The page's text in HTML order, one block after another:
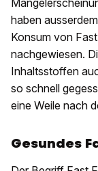
haben
Konsum von
nachgewiesen.
Inhaltsstoffen
so schnell
eine Weile nach
Gesundes